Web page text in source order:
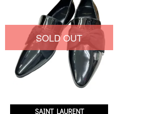
SAINT LAURENT
SOLD OUT